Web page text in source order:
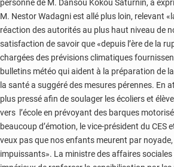
personne de M. Dansou Kokou Saturnin, a
M. Nestor Wadagni est allé plus loin, relevant
réaction des autorités au plus haut niveau de
satisfaction de savoir que «depuis l’ère de la
chargées des prévisions climatiques
bulletins météo qui aident à la préparation de
la santé a suggéré des mesures pérennes. En
plus pressé afin de soulager les écoliers et
vers l’école en prévoyant des barques
beaucoup d’émotion, le vice-président du CES
veux pas que nos enfants meurent par
impuissants». La ministre des affaires sociales